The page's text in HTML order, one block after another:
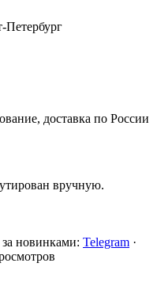
Петербург
доставка по России
вручную.
новинками: Telegram ·